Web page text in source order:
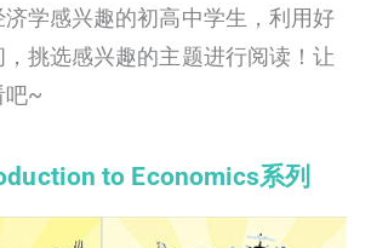
济学感兴趣的初高中学生，利用好
挑选感兴趣的主题进行阅读！让
吧~
to Economics系列